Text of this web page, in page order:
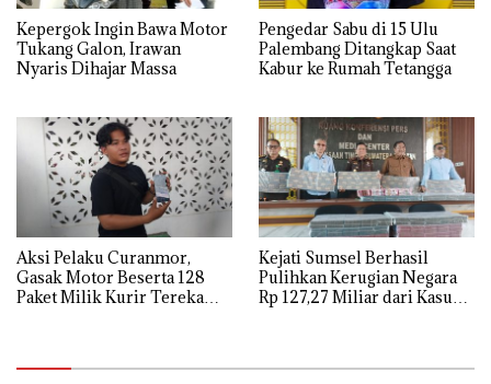
Kepergok Ingin Bawa Motor
Tukang Galon, Irawan
Nyaris Dihajar Massa
Pengedar Sabu di 15 Ulu
Palembang Ditangkap Saat
Kabur ke Rumah Tetangga
Aksi Pelaku Curanmor,
Gasak Motor Beserta 128
Paket Milik Kurir Terekam
Kejati Sumsel Berhasil
Pulihkan Kerugian Negara
Rp 127,27 Miliar dari Kasus